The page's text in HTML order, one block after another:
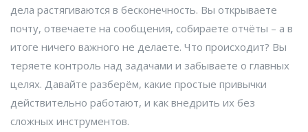
дела растягиваются в бесконечность. Вы открываете
почту, отвечаете на сообщения, собираете отчёты – а в
итоге ничего важного не делаете. Что происходит? Вы
теряете контроль над задачами и забываете о главных
целях. Давайте разберём, какие простые привычки
действительно работают, и как внедрить их без
сложных инструментов.